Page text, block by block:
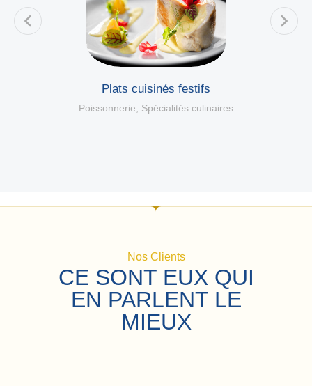
Plats cuisinés festifs
Poissonnerie, Spécialités culinaires
Nos Clients
CE SONT EUX QUI
EN PARLENT LE
MIEUX